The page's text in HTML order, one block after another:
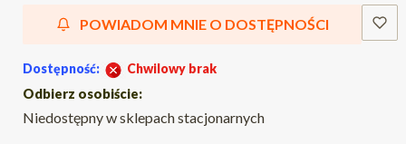
POWIADOM MNIE O DOSTĘPNOŚCI
Dostępność:
Chwilowy brak
Odbierz osobiście:
Niedostępny w sklepach stacjonarnych